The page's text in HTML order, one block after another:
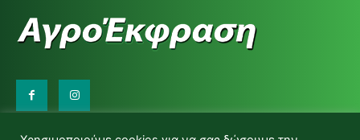
Επικοινωνήστε μαζί μας: